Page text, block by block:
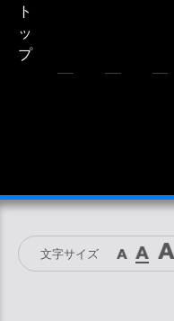
ト
ッ
プ
文字サイズ